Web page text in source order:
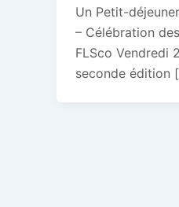
Un Petit-
– Célébration
FLSco Vendredi
seconde édition